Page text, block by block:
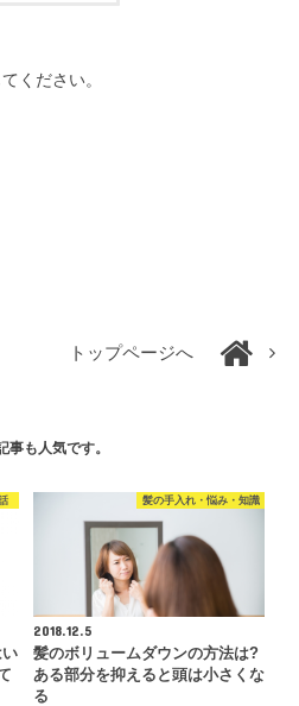
ください。
トップページへ
事も人気です。
髪の手入れ・悩み・知識
2018.12.5
髪のボリュームダウンの方法は?
ある部分を抑えると頭は小さくな
る